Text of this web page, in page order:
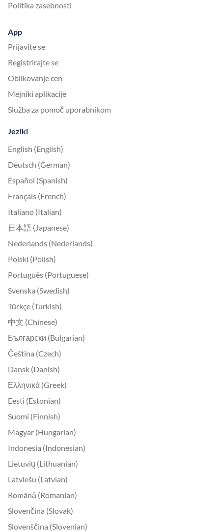
Politika zasebnosti
App
Prijavite se
Registrirajte se
Oblikovanje cen
Mejniki aplikacije
Služba za pomoč uporabnikom
Jeziki
English (English)
Deutsch (German)
Español (Spanish)
Français (French)
Italiano (Italian)
日本語 (Japanese)
Nederlands (Nederlands)
Polski (Polish)
Português (Portuguese)
Svenska (Swedish)
Türkçe (Turkish)
中文 (Chinese)
Български (Bulgarian)
Čeština (Czech)
Dansk (Danish)
Ελληνικά (Greek)
Eesti (Estonian)
Suomi (Finnish)
Magyar (Hungarian)
Indonesia (Indonesian)
Lietuvių (Lithuanian)
Latviešu (Latvian)
Română (Romanian)
Slovenčina (Slovak)
Slovenščina (Slovenian)